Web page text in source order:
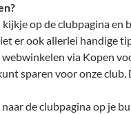
kijkje op de clubpagina en
er ook allerlei handige
via Kopen
sparen voor onze
de clubpagina op je